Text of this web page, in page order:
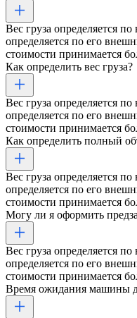
Вес груза определяется
определяется по его
стоимости принимается
Как определить вес груза?
Вес груза определяется
определяется по его
стоимости принимается
Как определить полный
Вес груза определяется
определяется по его
стоимости принимается
Могу ли я оформить
Вес груза определяется
определяется по его
стоимости принимается
Время ожидания машины